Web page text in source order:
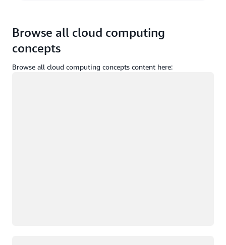
Browse all cloud computing
concepts
Browse all cloud computing concepts content here: